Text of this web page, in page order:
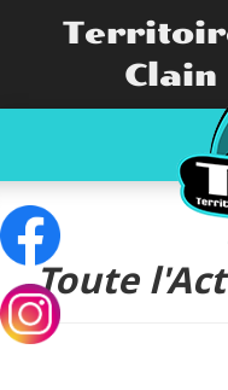
Toute